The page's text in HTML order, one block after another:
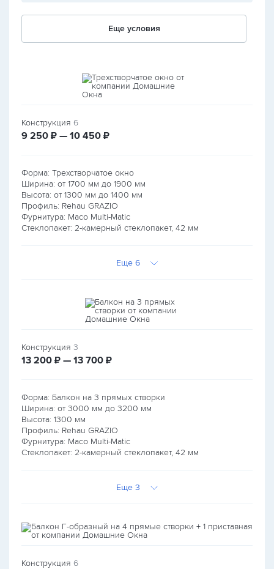
Еще условия
Конструкция 6
9 250 руб.
₽ — 10 450 руб.
₽
Форма: Трехстворчатое окно
Ширина: от 1700 мм до 1900 мм
Высота: от 1300 мм до 1400 мм
Профиль: Rehau GRAZIO
Фурнитура: Maco Multi-Matic
Стеклопакет: 2-камерный стеклопакет, 42 мм
Еще 6
Конструкция 3
13 200 руб.
₽ — 13 700 руб.
₽
Форма: Балкон на 3 прямых створки
Ширина: от 3000 мм до 3200 мм
Высота: 1300 мм
Профиль: Rehau GRAZIO
Фурнитура: Maco Multi-Matic
Стеклопакет: 2-камерный стеклопакет, 42 мм
Еще 3
Конструкция 6